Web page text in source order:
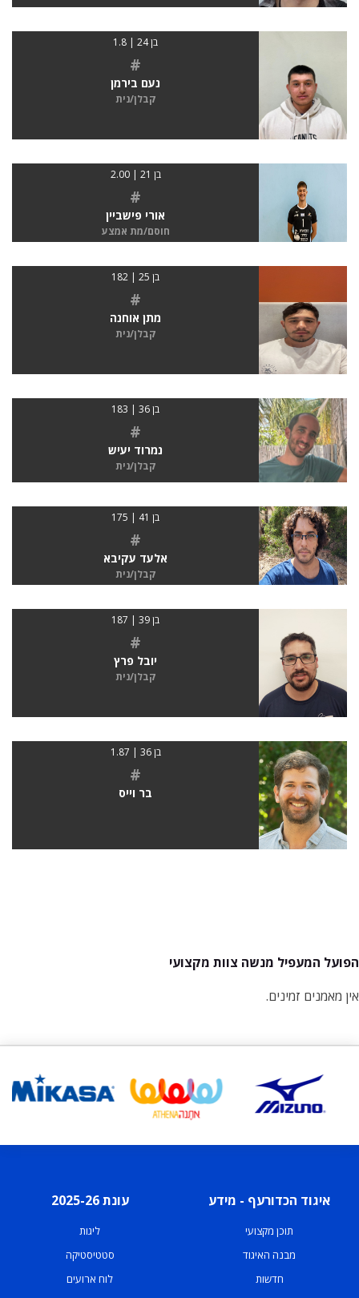
בן 24 | 1.8
#
נעם בירמן
קבלן/נית
בן 21 | 2.00
#
אורי פישביין
חוסם/מת אמצע
בן 25 | 182
#
מתן אוחנה
קבלן/נית
בן 36 | 183
#
נמרוד יעיש
קבלן/נית
בן 41 | 175
#
אלעד עקיבא
קבלן/נית
בן 39 | 187
#
יובל פרץ
קבלן/נית
בן 36 | 1.87
#
בר וייס
הפועל המעפיל מנשה צוות מקצועי
אין מאמנים זמינים.
איגוד הכדורעף - מידע
תוכן מקצועי
מבנה האיגוד
חדשות
עונת 2025-26
ליגות
סטטיסטיקה
לוח ארועים